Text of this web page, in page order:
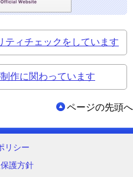
ページの先頭へ
リシー
護方針